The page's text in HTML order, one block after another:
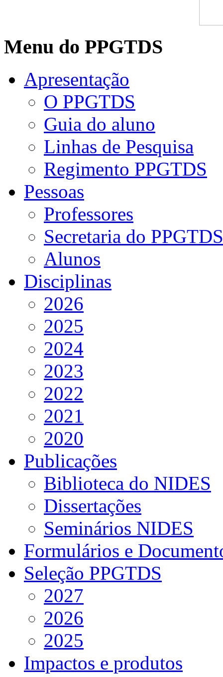
Menu do PPGTDS
Apresentação
O PPGTDS
Guia do aluno
Linhas de Pesquisa
Regimento PPGTDS
Pessoas
Professores
Secretaria do PPGTDS
Alunos
Disciplinas
2026
2025
2024
2023
2022
2021
2020
Publicações
Biblioteca do NIDES
Dissertações
Seminários NIDES
Formulários e
Seleção PPGTDS
2027
2026
2025
Impactos e produtos